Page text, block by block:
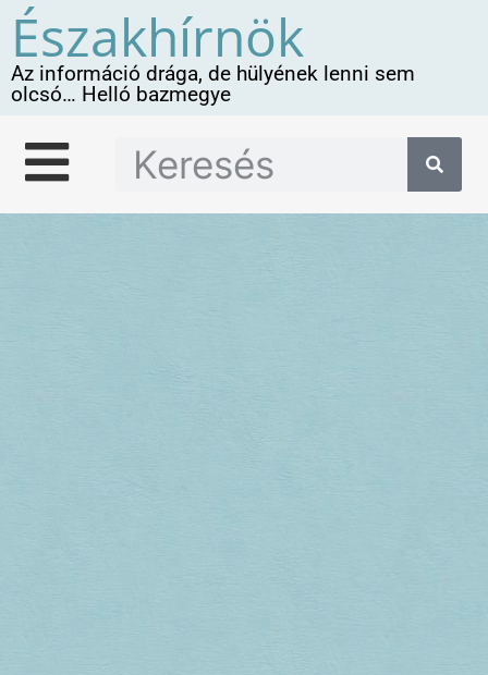
Északhírnök
Az információ drága, de hülyének lenni sem
olcsó… Helló bazmegye